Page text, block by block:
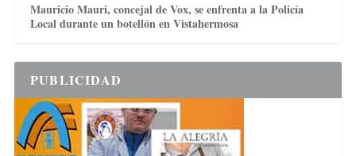
Mauricio Mauri, concejal de Vox, se enfrenta a la Policía
Local durante un botellón en Vistahermosa
PUBLICIDAD